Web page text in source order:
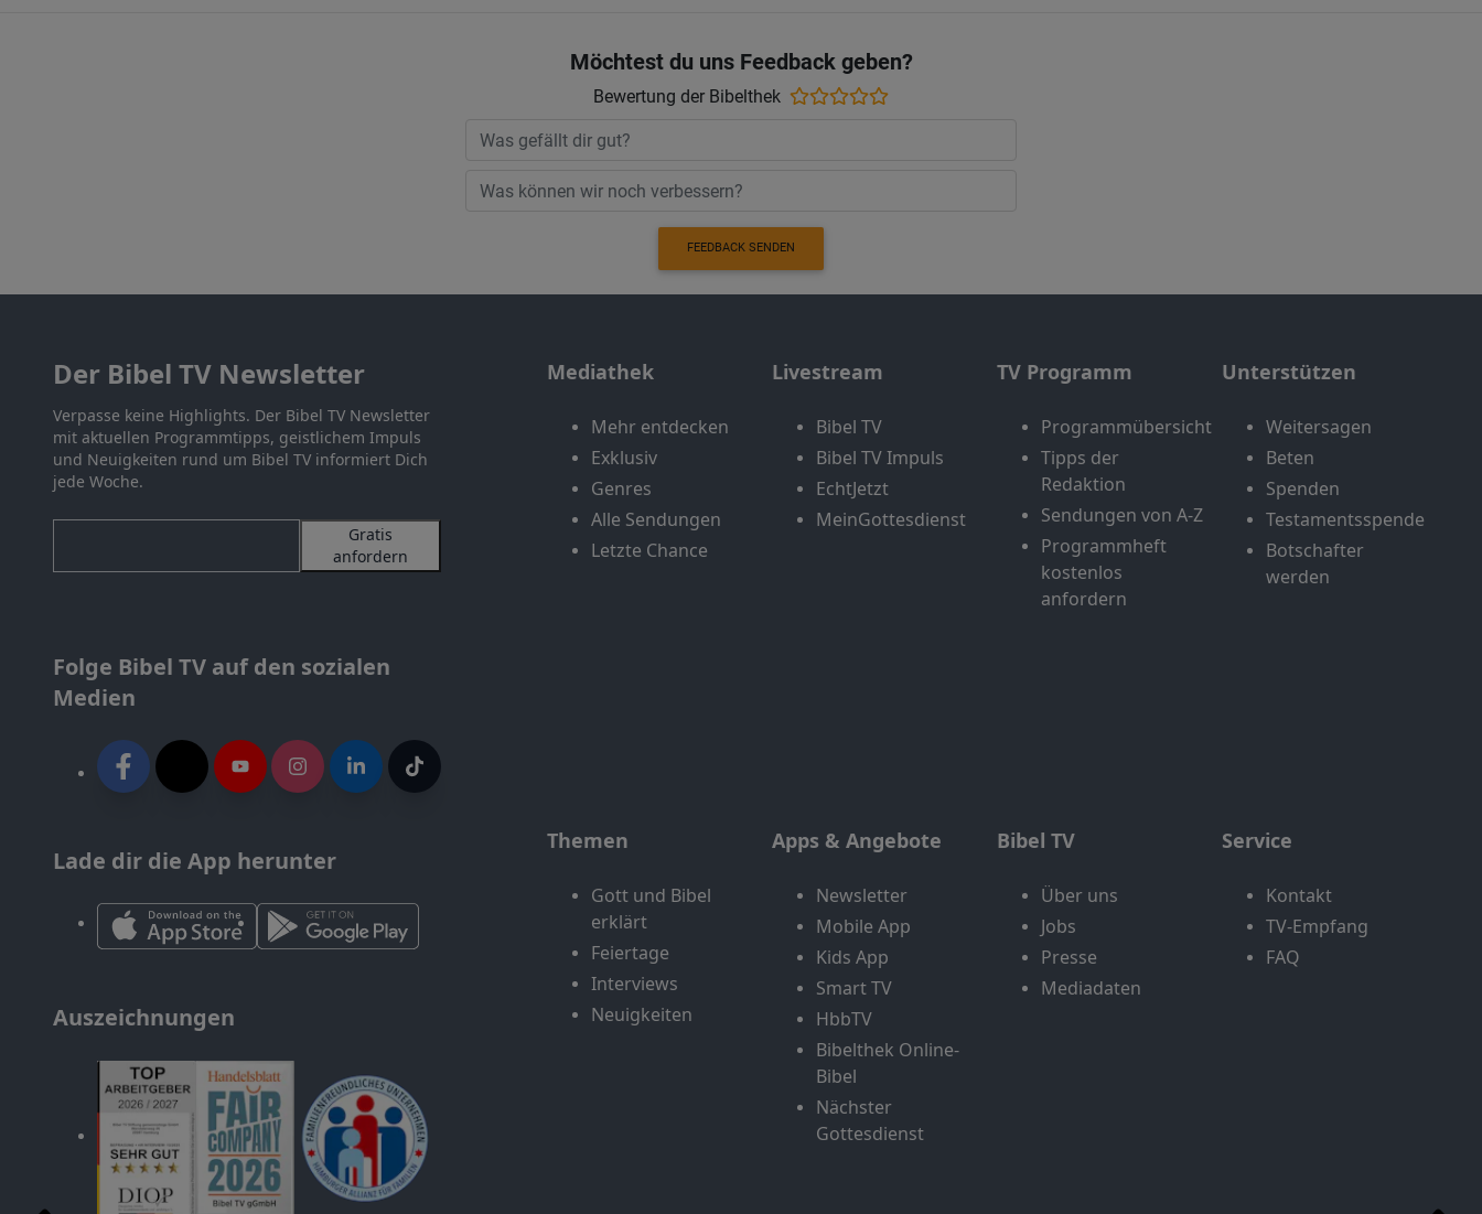
Möchtest du uns Feedback geben?
Bewertung der Bibelthek
FEEDBACK SENDEN
Der Bibel TV Newsletter
Verpasse keine Highlights. Der Bibel TV Newsletter
mit aktuellen Programmtipps, geistlichem Impuls
und Neuigkeiten rund um Bibel TV informiert Dich
jede Woche.
Gratis
anfordern
Folge Bibel TV auf den sozialen
Medien
Lade dir die App herunter
Auszeichnungen
Mediathek
Mehr entdecken
Exklusiv
Genres
Alle Sendungen
Letzte Chance
Livestream
Bibel TV
Bibel TV Impuls
EchtJetzt
MeinGottesdienst
TV Programm
Programmübersicht
Tipps der
Redaktion
Sendungen von A-Z
Programmheft
kostenlos
anfordern
Unterstützen
Weitersagen
Beten
Spenden
Testamentsspende
Botschafter
werden
Themen
Gott und Bibel
erklärt
Feiertage
Interviews
Neuigkeiten
Apps & Angebote
Newsletter
Mobile App
Kids App
Smart TV
HbbTV
Bibelthek Online-
Bibel
Nächster
Gottesdienst
Bibel TV
Über uns
Jobs
Presse
Mediadaten
Service
Kontakt
TV-Empfang
FAQ